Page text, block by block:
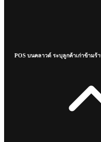
POS บนคลาวด์ ระบุลูกค้าเก่าข้ามร้